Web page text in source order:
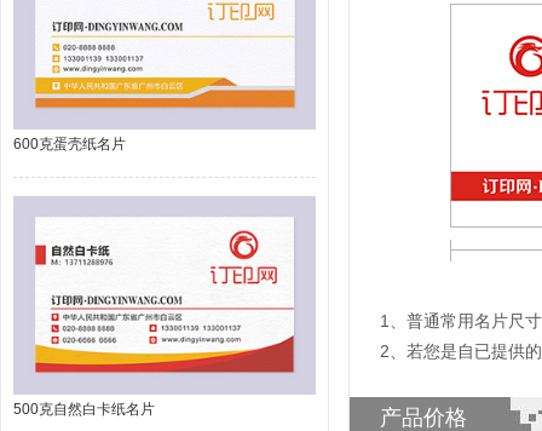
600克蛋壳纸名片
500克自然白卡纸名片
1
普通常用名片尺
2、若您是自已提供
产品价格